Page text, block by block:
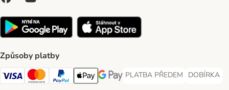
Způsoby platby
Visa Payment Method
Mastercard Payment Method
PayPal Payment Method
Apple pay Payment Method
GooglePay Payment Method
PLATBA PŘEDEM
PLATBA PŘEDEM Payment
DOBÍRKA
DOBÍRKA